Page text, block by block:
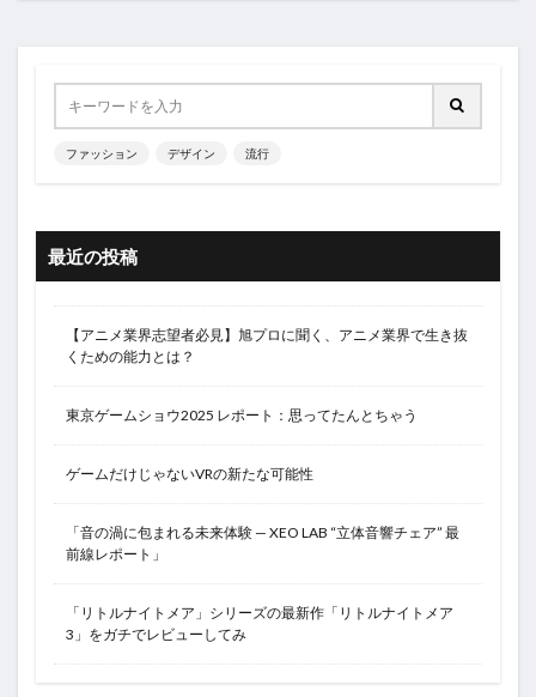
ファッション デザイン 流行
最近の投稿
【アニメ業界志望者必見】旭プロに聞く、アニメ業界で生き抜
くための能力とは？
東京ゲームショウ2025 レポート：思ってたんとちゃう
ゲームだけじゃないVRの新たな可能性
「音の渦に包まれる未来体験 — XEO LAB “立体音響チェア” 最
前線レポート」
「リトルナイトメア」シリーズの最新作「リトルナイトメア
3」をガチでレビューしてみ